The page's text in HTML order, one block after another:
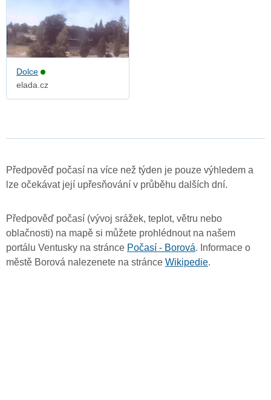
Dolce
elada.cz
Předpověď počasí na více než týden je pouze výhledem a
lze očekávat její upřesňování v průběhu dalších dní.
Předpověď počasí (vývoj srážek, teplot, větru nebo
oblačnosti) na mapě si můžete prohlédnout na našem
portálu Ventusky na stránce Počasí - Borová. Informace o
městě Borová nalezenete na stránce Wikipedie.